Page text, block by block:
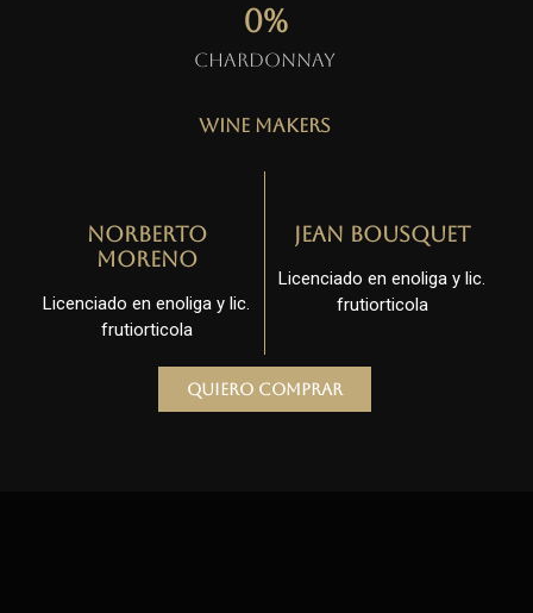
Chardonnay
0%
Wine Makers
Norberto
Moreno
Licenciado en enoliga y lic.
frutiorticola
Jean Bousquet
Licenciado en enoliga y lic.
frutiorticola
Quiero comprar